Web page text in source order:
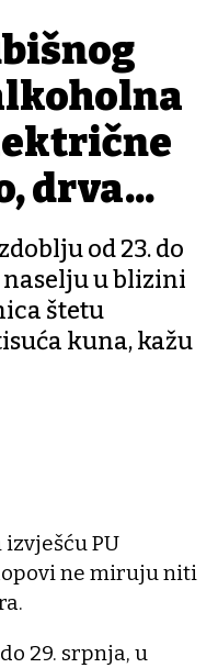
drva...
od 23. do
naselju u blizini
štetu
kuna, kažu
PU
ne miruju niti
29. srpnja, u